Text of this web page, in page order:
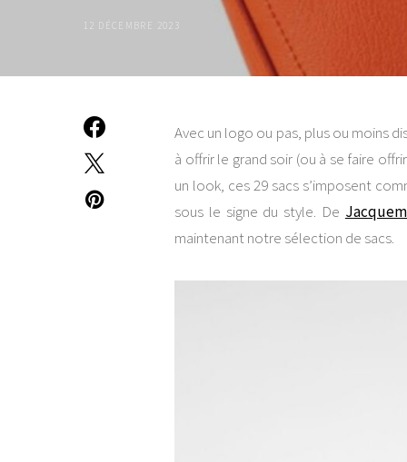
12 DÉCEMBRE 2023
Avec un logo ou pas, plus ou moins
à offrir le grand soir (ou à se faire
un look, ces 29 sacs s’imposent
sous le signe du style. De
maintenant notre sélection de sacs.